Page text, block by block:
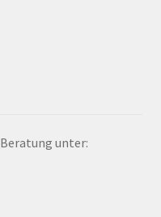
unter: